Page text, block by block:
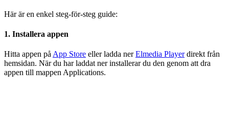
Här är en enkel steg-för-steg guide:
1. Installera appen
Hitta appen på App Store eller ladda nerElmedia Playerdirekt från
hemsidan. När du har laddat ner installerar du den genom att dra
appen till mappen Applications.